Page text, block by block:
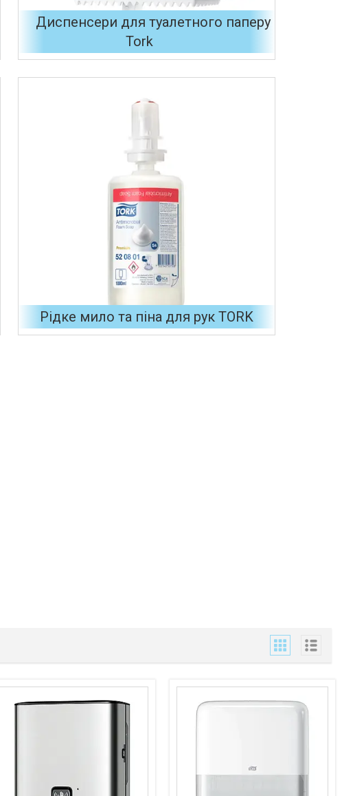
Диспенсери для туалетного паперу
Tork
Рідке мило та піна для рук TORK